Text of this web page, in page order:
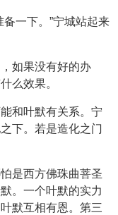
一下。”宁城站起来
如果没有好的办
么效果。
和叶默有关系。宁
下。若是造化之门
是西方佛珠曲菩圣
。一个叶默的实力
默互相有恩。第三